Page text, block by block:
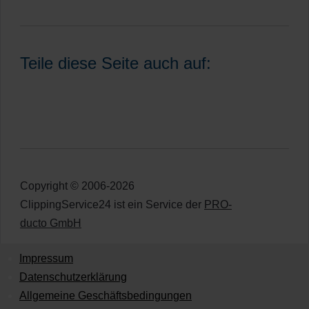
Teile diese Seite auch auf:
Copyright © 2006-2026
ClippingService24 ist ein Service der PRO-
ducto GmbH
Impressum
Datenschutzerklärung
Allgemeine Geschäftsbedingungen